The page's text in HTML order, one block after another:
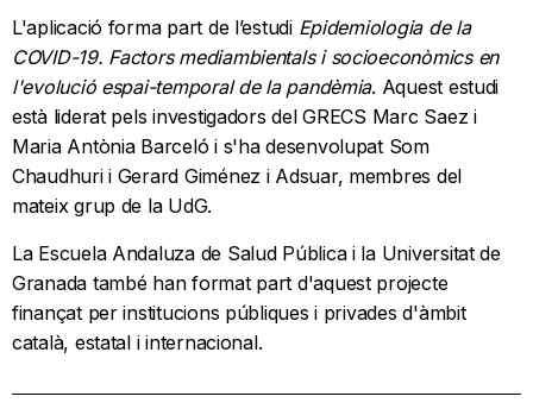
L'aplicació forma part de l’estudi Epidemiologia de la
COVID-19. Factors mediambientals i socioeconòmics en
l'evolució espai-temporal de la pandèmia. Aquest estudi
està liderat pels investigadors del GRECS Marc Saez i
Maria Antònia Barceló i s'ha desenvolupat Som
Chaudhuri i Gerard Giménez i Adsuar, membres del
mateix grup de la UdG.
La Escuela Andaluza de Salud Pública i la Universitat de
Granada també han format part d'aquest projecte
finançat per institucions públiques i privades d'àmbit
català, estatal i internacional.